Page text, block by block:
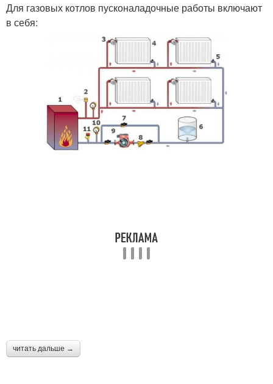
Для газовых котлов пусконаладочные работы включают
в себя:
читать дальше →